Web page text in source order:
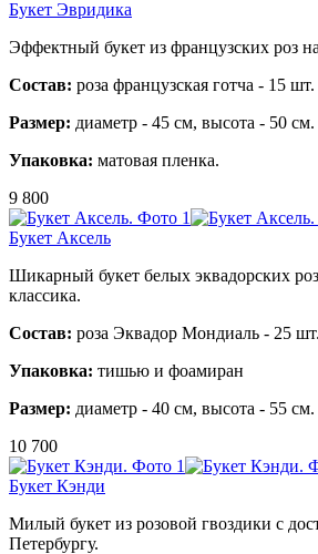
Букет Эвридика
Эффектный букет из французских роз
Состав: роза французская готча - 15 шт.
Размер: диаметр - 45 см, высота - 50 см.
Упаковка: матовая пленка.
9 800
Букет Аксель
Шикарный букет белых эквадорских
классика.
Состав: роза Эквадор Мондиаль - 25 шт.
Упаковка: тишью и фоамиран
Размер: диаметр - 40 см, высота - 55 см.
10 700
Букет Кэнди
Милый букет из розовой гвоздики с
Петербургу.